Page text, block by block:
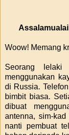
Woow! Memang
Seorang
menggunakan
di Russia.
bimbit biasa.
dibuat
antenna, sim-
nanti pembuat